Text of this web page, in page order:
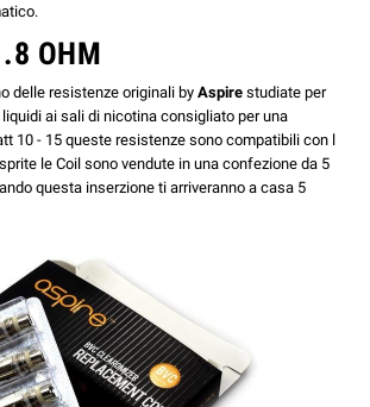
OHM
delle resistenze originali by Aspire studiate per
ai sali di nicotina consigliato per una
10 - 15 queste resistenze sono compatibili con l
le Coil sono vendute in una confezione da 5
questa inserzione ti arriveranno a casa 5